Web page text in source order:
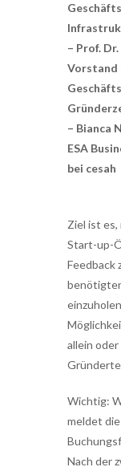
– Prof.
Vorstand
– Bianca
ESA
bei cesah
Ziel ist
Start-up-
Feedback
allein
Wichtig:
meldet
Nach der